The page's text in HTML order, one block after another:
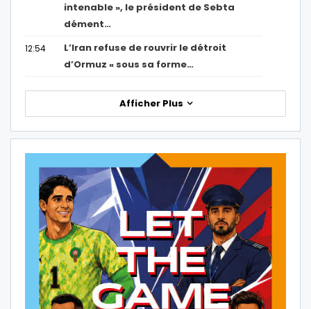
intenable », le président de Sebta
dément…
12:54
L’Iran refuse de rouvrir le détroit
d’Ormuz « sous sa forme…
Afficher Plus